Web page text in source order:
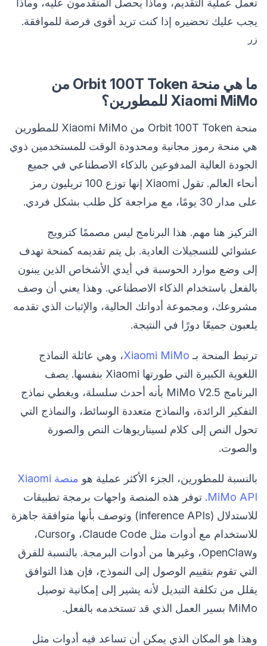
تعمل عملية التقديم، وماذا يحصل المتقدمون عليه، وماذا
يجب عليك تحضيره إذا كنت تريد أقوى فرصة للموافقة.
زر
ما هي منحة Orbit 100T Token من
Xiaomi MiMo للمطورين؟
منحة Orbit 100T Token من Xiaomi MiMo للمطورين
هي منحة رموز مجانية ومحدودة الوقت للمستخدمين ذوي
الجودة العالية المدفوعين بالذكاء الاصطناعي في جميع
أنحاء العالم. تقول Xiaomi إنها توزع 100 تريليون رمز
على مدار 30 يومًا، مع مراجعة كل طلب بشكل فردي.
التركيز هنا مهم. هذا البرنامج ليس مصممًا كترويج
عشوائي للتسجيلات العادية. بل يتم تقديمه كمنحة تهدف
إلى وضع موارد الحوسبة في أيدي الأشخاص الذين يبنون
بالفعل باستخدام الذكاء الاصطناعي. وهذا يعني أن وصف
مشروعك، ومجموعة أدواتك الحالية، والإثبات الذي تقدمه
يلعبون جميعًا دورًا في النتيجة.
ترتبط المنحة بـ Xiaomi MiMo، وهي عائلة النماذج
اللغوية الكبيرة التي طورتها Xiaomi بنفسها. يصف
البرنامج MiMo V2.5 بأنه أحدث سلسلة، ويغطي نماذج
التفكير الرائدة، والنماذج متعددة الوسائط، والنماذج التي
تحول النص إلى كلام لسيناريوهات النص والصورة
والصوت.
بالنسبة للمطورين، الجزء الأكثر عملية هو
منصة Xiaomi
MiMo API. توفر هذه المنصة واجهات برمجة تطبيقات
للاستدلال (inference APIs) وتوصف بأنها متوافقة جاهزة
للاستخدام مع أدوات مثل Claude Code، وCursor،
وOpenClaw، وغيرها من أدوات البرمجة. بالنسبة للفرق
التي تقوم بتقييم الوصول إلى النموذج، فإن هذا التوافق
يقلل من تكلفة التبديل لأنه يشير إلى إمكانية توصيل
MiMo بسير العمل الذي قد تستخدمه بالفعل.
وهذا هو المكان الذي يمكن أن تساعد فيه أدوات مثل